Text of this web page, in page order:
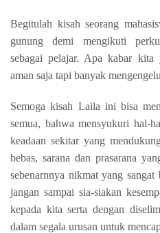
Begitulah kisah seorang
gunung demi mengikuti
sebagai pelajar. Apa kabar kita
aman saja tapi banyak
Semoga kisah Laila ini bisa
semua, bahwa mensyukuri hal-
keadaan sekitar yang
bebas, sarana dan prasarana
sebenarnnya nikmat yang
jangan sampai sia-siakan
kepada kita serta dengan
dalam segala urusan untuk